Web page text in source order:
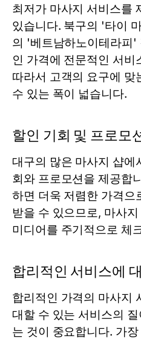
최저가 마사지 서비스를
있습니다. 북구의 '타이
의 '베트남하노이테라피'
인 가격에 전문적인 서비
따라서 고객의 요구에 맞
수 있는 폭이 넓습니다.
할인 기회 및 프로모
대구의 많은 마사지 샵에
회와 프로모션을 제공합
하면 더욱 저렴한 가격으
받을 수 있으므로, 마사
미디어를 주기적으로 체
합리적인 서비스에
합리적인 가격의 마사지
대할 수 있는 서비스의
는 것이 중요합니다. 가